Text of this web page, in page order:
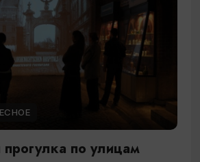
прогулка по улицам